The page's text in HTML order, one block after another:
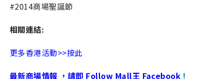
#2014商場聖誕節
相關連結:
更多香港活動>>按此
最新商場情報 ，請即 Follow Mall王 Facebook !